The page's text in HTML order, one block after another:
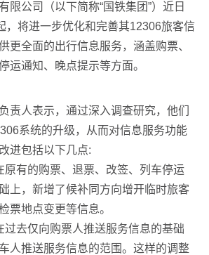
限公司（以下简称“国铁集团”）近日
，将进一步优化和完善其12306旅客信
更全面的出行信息服务，涵盖购票、
运通知、晚点提示等方面。
责人表示，通过深入调查研究，他们
系统的升级，从而对信息服务功能
进包括以下几点:
原有的购票、退票、改签、列车停运
上，新增了候补同方向增开临时旅客
票地点变更等信息。
过去仅向购票人推送服务信息的基础
人推送服务信息的范围。这样的调整